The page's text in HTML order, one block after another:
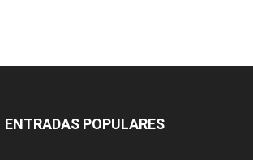
ENTRADAS POPULARES